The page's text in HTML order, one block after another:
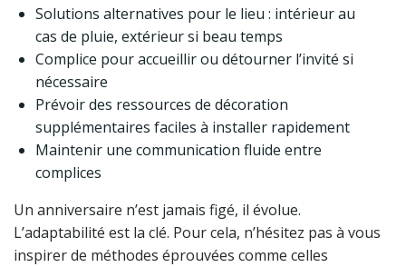
Solutions alternatives pour le lieu : intérieur au
cas de pluie, extérieur si beau temps
Complice pour accueillir ou détourner l’invité si
nécessaire
Prévoir des ressources de décoration
supplémentaires faciles à installer rapidement
Maintenir une communication fluide entre
complices
Un anniversaire n’est jamais figé, il évolue.
L’adaptabilité est la clé. Pour cela, n’hésitez pas à vous
inspirer de méthodes éprouvées comme celles